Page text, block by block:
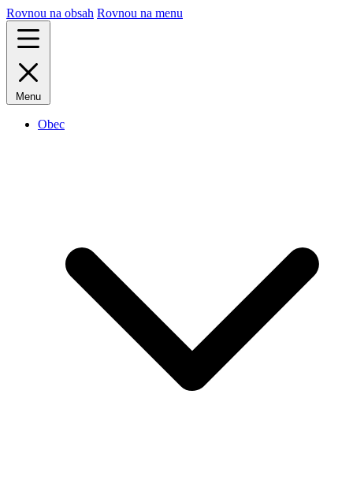
Rovnou na obsah Rovnou na menu
Menu
Obec